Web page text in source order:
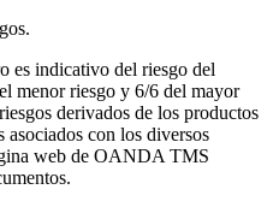
es indicativo del riesgo del
menor riesgo y 6/6 del mayor
derivados de los productos
asociados con los diversos
web de OANDA TMS